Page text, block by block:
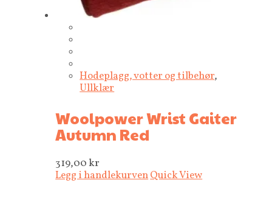
Hodeplagg, votter og tilbehør,
Ullklær
Woolpower Wrist Gaiter
Autumn Red
319,00kr
Legg i handlekurvenQuick View